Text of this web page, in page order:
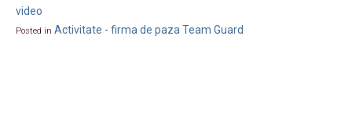
video
Posted in Activitate - firma de paza Team Guard